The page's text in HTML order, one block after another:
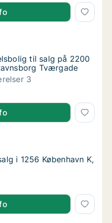
til salg på 2200
salg på 2200 København
til salg på 2200
til salg på 2200
Tværgade
3
til salg på 2200
i 1256 København K,
København K, Amaliegade
i 1256 København K,
i 1256 København K,
i 1256 København K,